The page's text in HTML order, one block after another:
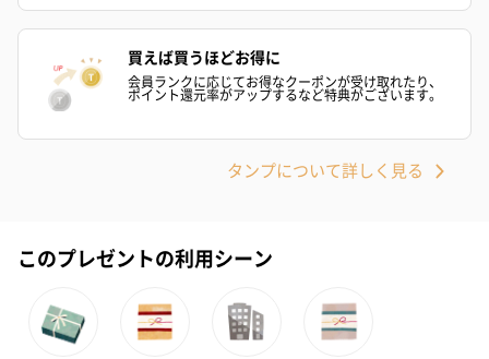
ハンドタオル・ハンカチ
の＋αにおすすめです。
ンク）（1,760円）
ルー）（1,760円）
買えば買うほどお得に
会員ランクに応じてお得なクーポンが受け取れたり、
ポイント還元率がアップするなど特典がございます。
タンプについて詳しく見る
このプレゼントの利用シーン